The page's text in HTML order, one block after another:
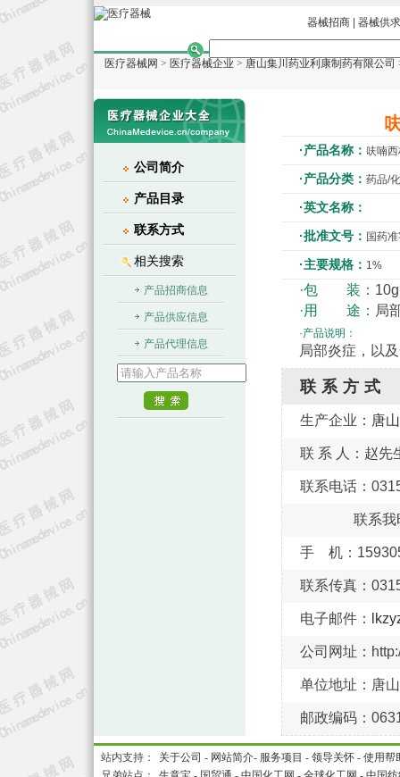
器械招商 器械供求
医疗器械网 > 医疗器械企业 > 唐山集川药业利康制药有限公司
·产品名称： 呋喃
·产品分类： 药品/
·英文名称：
·批准文号： 国药
·主要规格： 1%
·包 装：
·用 途： 局
·产品说明：
局部炎症，以
联系方式
生产企业： 唐
联 系 人：赵先
联系电话：
联系我
手 机：
联系传真：
电子邮件：
公司网址：
单位地址：唐
邮政编码：
公司简介
产品目录
联系方式
相关搜索
产品招商信息
产品供应信息
产品代理信息
站内支持： 关于公司 - 网站简介- 服务项目 - 领导关怀 - 使用帮